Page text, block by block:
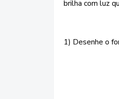
brilha com luz
1) Desenhe o